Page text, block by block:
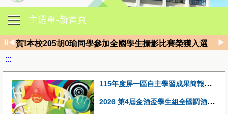
主選單-新首頁
⏸◀ 賀!本校205胡0瑜同學參加全國學生攝影比賽榮獲入選
狂賀！115年繁星推薦屏北學子表現優異 錄取率達86% 三
▶
:::
115年度屏一區自主學習成果簡報競賽本校參賽學生獲得分組第一名及佳作5名
2026 第4屆金酒盃學生組全國調酒大賽榮獲佳績